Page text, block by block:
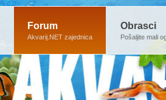
Forum
Akvarij.NET zajednica
Obrasci
Pošaljite mali